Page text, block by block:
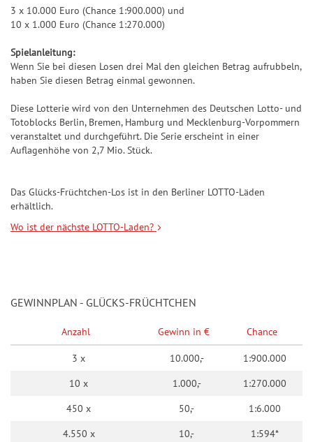
3 x 10.000 Euro (Chance 1:900.000) und
10 x 1.000 Euro (Chance 1:270.000)
Spielanleitung:
Wenn Sie bei diesen Losen drei Mal den gleichen Betrag aufrubbeln,
haben Sie diesen Betrag einmal gewonnen.
Diese Lotterie wird von den Unternehmen des Deutschen Lotto- und
Totoblocks Berlin, Bremen, Hamburg und Mecklenburg-Vorpommern
veranstaltet und durchgeführt. Die Serie erscheint in einer
Auflagenhöhe von 2,7 Mio. Stück.
Das Glücks-Früchtchen-Los ist in den Berliner LOTTO-Läden
erhältlich.
Wo ist der nächste LOTTO-Laden?
GEWINNPLAN - GLÜCKS-FRÜCHTCHEN
Anzahl Gewinn in € Chance
3 x 10.000,-
1:900.000
10 x
1.000,-
1:270.000
450 x
50,-
1:6.000
4.550 x
10,-
1:594*